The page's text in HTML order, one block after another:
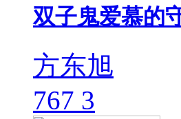
双子鬼爱慕的
方东旭
767 3